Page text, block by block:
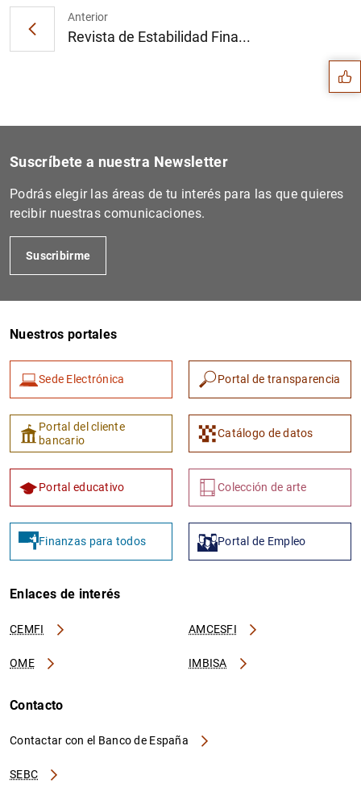
Anterior
Revista de Estabilidad Fina... Sugerencias
Suscríbete a nuestra Newsletter
Podrás elegir las áreas de tu interés para las que quieres
recibir nuestras comunicaciones.
Suscribirme
Nuestros portales
Sede Electrónica Portal de transparencia
Portal del cliente
bancario
Catálogo de datos
Portal educativo Colección de arte
Finanzas para todos Portal de Empleo
Enlaces de interés
CEMFI AMCESFI
OME IMBISA
Contacto
Contactar con el Banco de España
SEBC